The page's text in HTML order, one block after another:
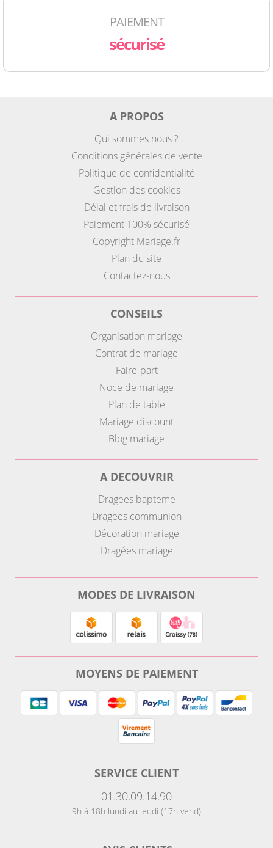
PAIEMENT
sécurisé
A PROPOS
Qui sommes nous ?
Conditions générales de vente
Politique de confidentialité
Gestion des cookies
Délai et frais de livraison
Paiement 100% sécurisé
Copyright Mariage.fr
Plan du site
Contactez-nous
CONSEILS
Organisation mariage
Contrat de mariage
Faire-part
Noce de mariage
Plan de table
Mariage discount
Blog mariage
A DECOUVRIR
Dragees bapteme
Dragees communion
Décoration mariage
Dragées mariage
MODES DE LIVRAISON
MOYENS DE PAIEMENT
SERVICE CLIENT
01.30.09.14.90
9h à 18h lundi au jeudi (17h vend)